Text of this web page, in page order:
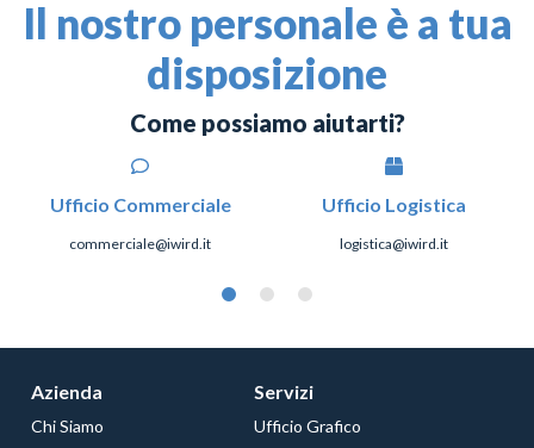
Il nostro personale è a tua
disposizione
Come possiamo aiutarti?
Ufficio Commerciale
commerciale@iwird.it
Ufficio Logistica
logistica@iwird.it
Azienda
Chi Siamo
Servizi
Ufficio Grafico